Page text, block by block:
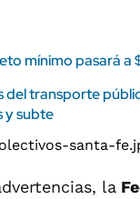
mínimo pasará a
del transporte
y subte
la